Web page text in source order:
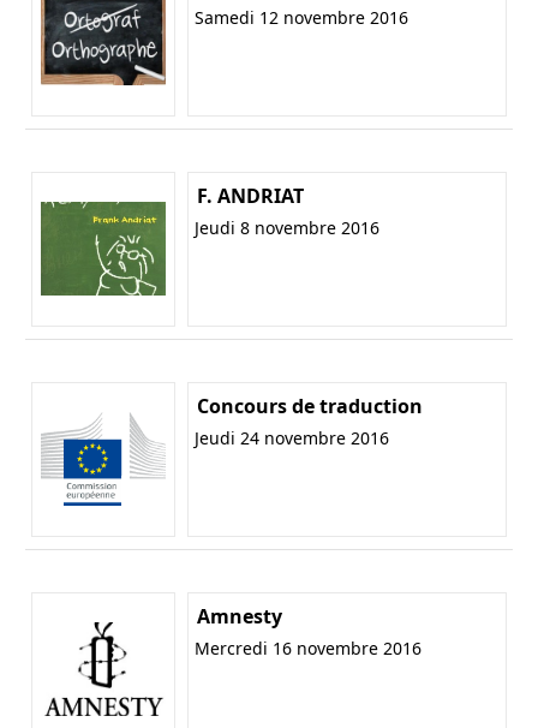
Samedi 12 novembre 2016
F. ANDRIAT
Jeudi 8 novembre 2016
Concours de traduction
Jeudi 24 novembre 2016
Amnesty
Mercredi 16 novembre 2016